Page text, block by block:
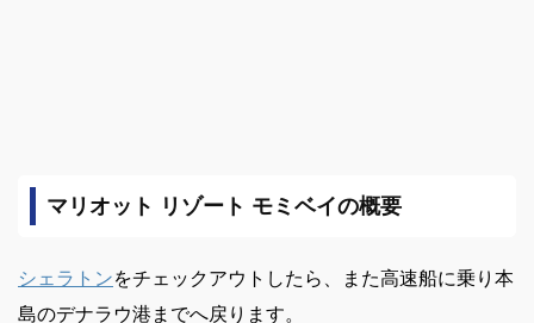
マリオット リゾート モミベイの概要
シェラトンをチェックアウトしたら、また高速船に乗り本
島のデナラウ港までへ戻ります。